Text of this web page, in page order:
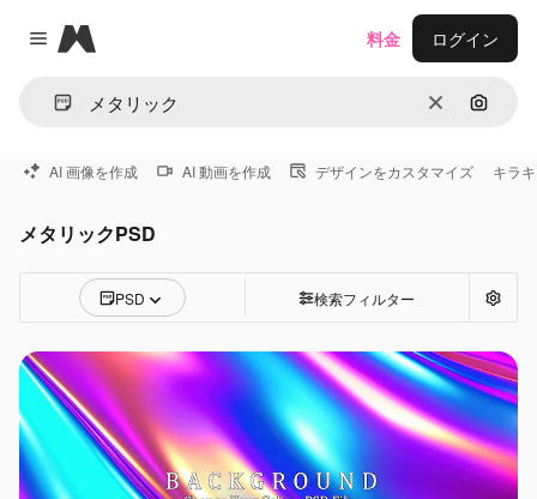
Close menu
Magnific
消去 画像で
料金 ログイン
AI 画像を作成 AI 動画を作成 デザインをカスタマイズ キラ
メタリックPSD
PSD 検索フィルター